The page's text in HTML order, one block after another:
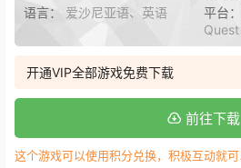
语言： 爱沙尼亚语、英语 平台：
开通VIP全部游戏免费下载
前往下载
这个游戏可以使用积分兑换，积极互动就可